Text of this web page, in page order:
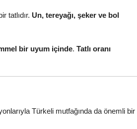
tatlıdır. Un, tereyağı, şeker ve bol
bir uyum içinde. Tatlı oranı
Türkeli mutfağında da önemli bir